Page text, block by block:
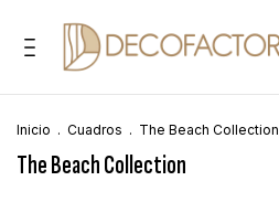
Inicio . Cuadros . The Beach Collection
The Beach Collection